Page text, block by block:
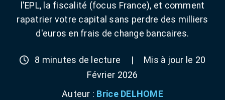
l'EPL, la fiscalité (focus France), et comment
rapatrier votre capital sans perdre des milliers
d'euros en frais de change bancaires.
8 minutes de lecture |
Mis à jour le 20
Février 2026
Auteur : Brice DELHOME